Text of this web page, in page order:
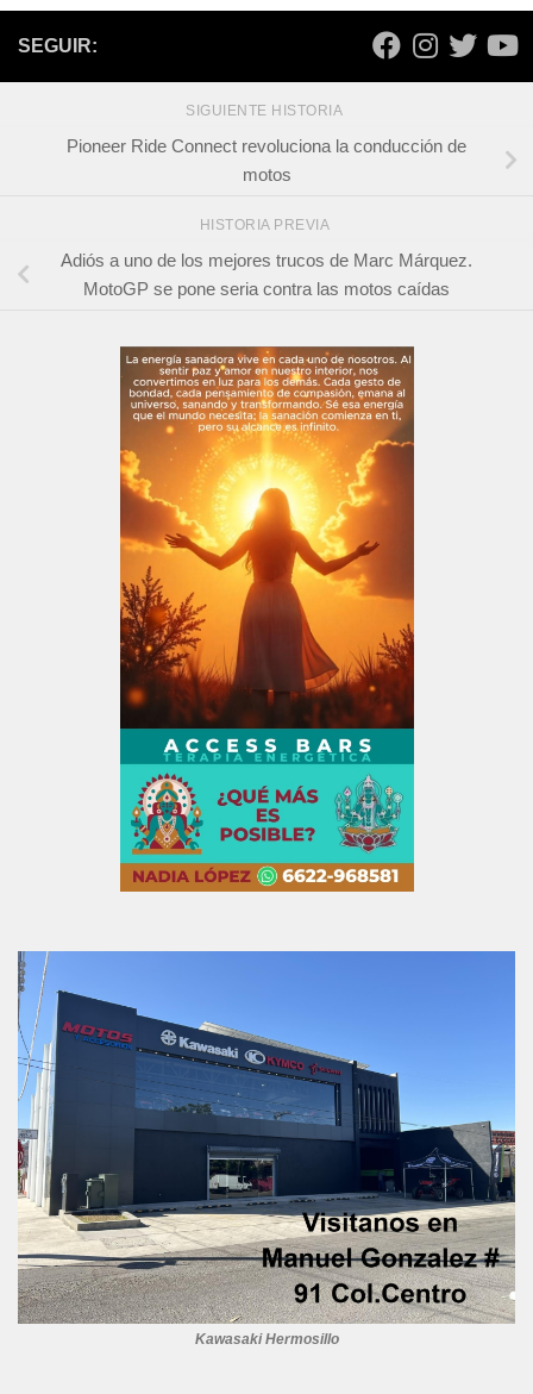
SEGUIR:
SIGUIENTE HISTORIA
Pioneer Ride Connect revoluciona la conducción de
motos
HISTORIA PREVIA
Adiós a uno de los mejores trucos de Marc Márquez.
MotoGP se pone seria contra las motos caídas
Kawasaki Hermosillo